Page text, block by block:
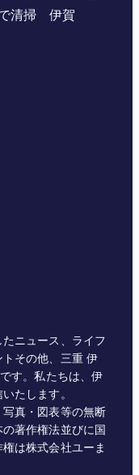
ニュース、ライフ
その他、三重 伊
す。私たちは、伊
たします。
真・図表等の無断
著作権法並びに国
は株式会社ユーま